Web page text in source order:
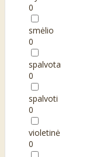
0
smėlio
0
spalvota
0
spalvoti
0
violetinė
0